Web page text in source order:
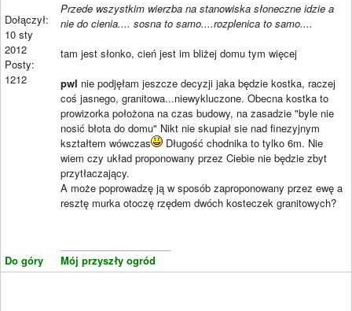
Dołączył:
10 sty
2012
Posty:
1212
Do góry
Przede wszystkim wierzba na stanowiska słoneczne idzie a
nie do cienia.... sosna to samo....rozplenica to samo....
tam jest słonko, cień jest im bliżej domu tym więcej
pwl nie podjęłam jeszcze decyzji jaka będzie kostka, raczej
coś jasnego, granitowa...niewykluczone. Obecna kostka to
prowizorka położona na czas budowy, na zasadzie "byle nie
nosić błota do domu" Nikt nie skupiał sie nad finezyjnym
kształtem wówczas
Długość chodnika to tylko 6m. Nie
wiem czy układ proponowany przez Ciebie nie będzie zbyt
przytłaczający.
A może poprowadzę ją w sposób zaproponowany przez ewę a
resztę murka otoczę rzędem dwóch kosteczek granitowych?
Mój przyszły ogród